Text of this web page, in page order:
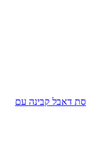
דאבל קבינה עם